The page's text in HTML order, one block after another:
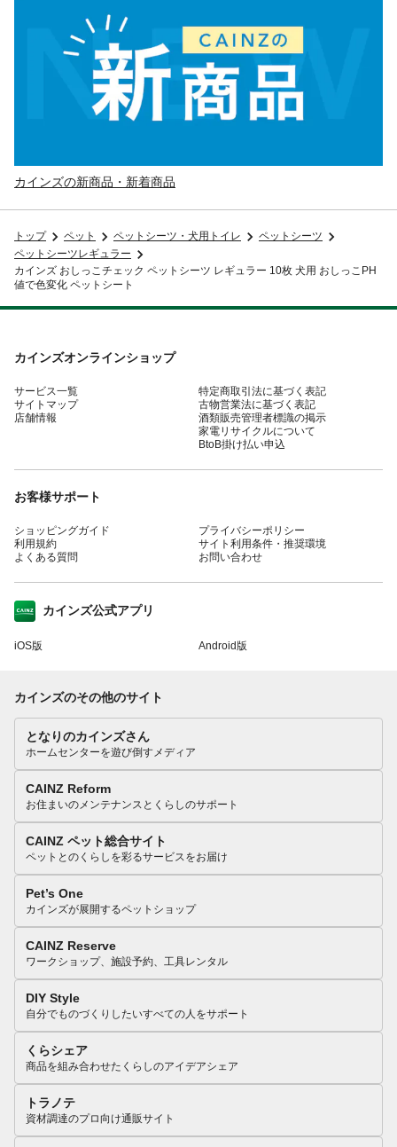
カインズの新商品・新着商品
トップ ペット ペットシーツ・犬用トイレ
ペットシーツ
ペットシーツレギュラー
カインズ おしっこチェック ペットシーツ レギュラー 10枚 犬用 おしっこPH
値で色変化 ペットシート
カインズオンラインショップ
サービス一覧
サイトマップ
店舗情報
特定商取引法に基づく表記
古物営業法に基づく表記
酒類販売管理者標識の掲示
家電リサイクルについて
BtoB掛け払い申込
お客様サポート
ショッピングガイド
利用規約
よくある質問
プライバシーポリシー
サイト利用条件・推奨環境
お問い合わせ
カインズ公式アプリ
iOS版 Android版
カインズのその他のサイト
となりのカインズさん
ホームセンターを遊び倒すメディア
CAINZ Reform
お住まいのメンテナンスとくらしのサポート
CAINZ ペット総合サイト
ペットとのくらしを彩るサービスをお届け
Pet’s One
カインズが展開するペットショップ
CAINZ Reserve
ワークショップ、施設予約、工具レンタル
DIY Style
自分でものづくりしたいすべての人をサポート
くらシェア
商品を組み合わせたくらしのアイデアシェア
トラノテ
資材調達のプロ向け通販サイト